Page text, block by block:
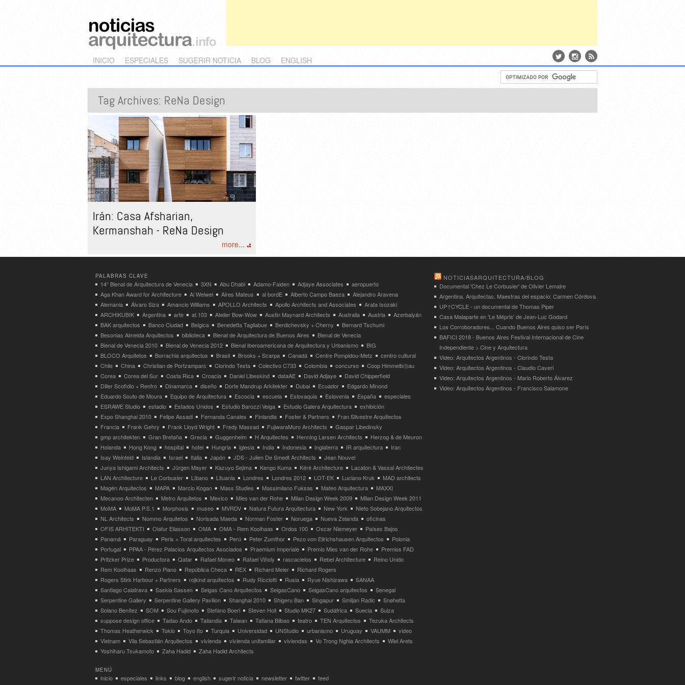
Main menu
Skip to primary content
Skip to secondary content
INICIO ESPECIALES SUGERIR NOTICIA BLOG ENGLISH
Tag Archives: ReNa Design
Irán: Casa Afsharian,
Kermanshah - ReNa Design
more...
PALABRAS CLAVE
14° Bienal de Arquitectura de Venecia 3XN Abu Dhabi Adamo-Faiden Adjaye Associates
aeropuerto
Aga Khan Award for Architecture
Ai Weiwei Aires Mateus al bordE Alberto Campo Baeza
Alejandro Aravena
Alemania
Álvaro Siza Amancio Williams APOLLO Architects Apollo Architects and Associates
Arata Isozaki
ARCHIKUBIK
Argentina arte at.103 Atelier Bow-Wow Austin Maynard Architects Australia Austria
Azerbaiyán
BAK arquitectos
Banco Ciudad Belgica Benedetta Tagliabue Berdichevsky + Cherny
Bernard Tschumi
Besonias Almeida Arquitectos
biblioteca Bienal de Arquitectura de Buenos Aires
Bienal de Venecia
Bienal de Venecia 2010
Bienal de Venecia 2012 Bienal Iberoamericana de Arquitectura y Urbanismo
BIG
BLOCO Arquitetos
Borrachia arquitectos Brasil Brooks + Scarpa Canadá Centre Pompidou-Metz
centro cultural
Chile
China Christian de Portzamparc Clorindo Testa Colectivo C733 Colombia concurso
Coop Himmelb(l)au
Corea
Corea del Sur Costa Rica Croacia Daniel Libeskind dataAE David Adjaye
David Chipperfield
Diller Scofidio + Renfro
Dinamarca diseño Dorte Mandrup Arkitekter Dubai Ecuador
Edgardo Minond
Eduardo Souto de Moura
Equipo de Arquitectura Escocia escuela Eslovaquia Eslovenia España
especiales
ESRAWE Studio
estadio Estados Unidos Estudio Barozzi Veiga Estudio Galera Arquitectura
exhibición
Expo Shanghai 2010
Felipe Assadi Fernanda Canales Finlandia Foster & Partners
Fran Silvestre Arquitectos
Francia
Frank Gehry Frank Lloyd Wright Fredy Massad FujiwaraMuro Architects
Gaspar Libedinsky
gmp architekten
Gran Bretaña Grecia Guggenheim H Arquitectes Henning Larsen Architects
Herzog & de Meuron
Holanda
Hong Kong hospital hotel Hungria iglesia India Indonesia Inglaterra IR arquitectura
Iran
Isay Weinfeld
Islandia Israel Italia Japón JDS - Julien De Smedt Architects
Jean Nouvel
Junya Ishigami Architects
Jürgen Mayer Kazuyo Sejima Kengo Kuma Kéré Architecture
Lacaton & Vassal Architectes
LAN Architecture
Le Corbusier Líbano Lituania Londres Londres 2012 LOT-EK Luciano Kruk
MAD architects
Magén Arquitectos
MAPA Marcio Kogan Mass Studies Massimilano Fuksas Mateo Arquitectura
MAXXI
Mecanoo Architecten
Metro Arquitetos Mexico Mies van der Rohe Milan Design Week 2009
Milan Design Week 2011
MoMA
MoMA P.S.1 Morphosis museo MVRDV Natura Futura Arquitectura New York
Nieto Sobejano Arquitectos
NL Architects
Nommo Arquitetos Norisada Maeda Norman Foster Noruega Nueva Zelanda
oficinas
OFIS ARHITEKTI
Olafur Eliasson OMA OMA - Rem Koolhaas Ordos 100 Oscar Niemeyer
Países Bajos
Panamá
Paraguay Peris + Toral arquitectes Perú Peter Zumthor Pezo von Ellrichshausen Arquitectos
Polonia
Portugal
PPAA - Pérez Palacios Arquitectos Asociados Praemium Imperiale Premio Mies van der Rohe
Premios FAD
Pritzker Prize
Productora Qatar Rafael Moneo Rafael Viñoly rascacielos Rebel Architecture
Reino Unido
Rem Koolhaas
Renzo Piano República Checa REX Richard Meier
Richard Rogers
Rogers Stirk Harbour + Partners
rojkind arquitectos Rudy Ricciotti Rusia Ryue Nishizawa
SANAA
Santiago Calatrava
Saskia Sassen Selgas Cano Arquitectos SelgasCano SelgasCano arquitectos
Senegal
Serpentine Gallery
Serpentine Gallery Pavilion Shanghai 2010 Shigeru Ban Singapur Smiljan Radic
Snøhetta
Solano Benítez
SOM Sou Fujimoto Stefano Boeri Steven Holl Studio MK27 Sudáfrica Suecia
Suiza
suppose design office
Tadao Ando Tailandia Taiwan Tatiana Bilbao teatro TEN Arquitectos
Tezuka Architects
Thomas Heatherwick
Tokio Toyo Ito Turquia Universidad UNStudio urbanismo Uruguay VAUMM
video
Vietnam
Vila Sebastián Arquitectos vivienda vivienda unifamiliar viviendas Vo Trong Nghia Architects
Wiel Arets
Yoshiharu Tsukamoto
Zaha Hadid Zaha Hadid Architects
MENÚ
inicio especiales links blog english sugerir noticia newsletter twitter feed
NOTICIASARQUITECTURA/BLOG
Documental 'Chez Le Corbusier' de Olivier Lemaire
Argentina. Arquitectas. Maestras del espacio: Carmen Córdova
UP↑CYCLE - un documental de Thomas Piper
Casa Malaparte en 'Le Mépris' de Jean-Luc Godard
Los Corroboradores... Cuando Buenos Aires quiso ser París
BAFICI 2018 - Buenos Aires Festival Internacional de Cine
Independiente > Cine y Arquitectura
Video: Arquitectos Argentinos - Clorindo Testa
Video: Arquitectos Argentinos - Claudio Caveri
Video: Arquitectos Argentinos - Mario Roberto Álvarez
Video: Arquitectos Argentinos - Francisco Salamone